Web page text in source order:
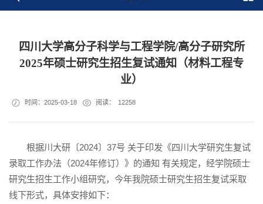
四川大学高分子科学与工程学院/高分子研究所
2025年硕士研究生招生复试通知（材料工程专
业）
时间：2025-03-18 阅读： 12258
根据川大研〔2024〕37号 关于印发《四川大学研究生复试
录取工作办法（2024年修订）》的通知 有关规定，经学院硕士
研究生招生工作小组研究，今年我院硕士研究生招生复试采取
线下形式，具体安排如下：